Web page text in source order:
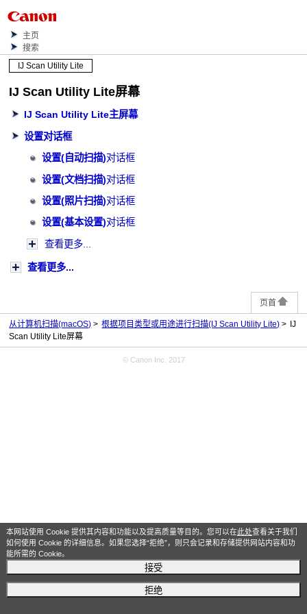
本网站使用 Cookie 提供其内容和功能以及提高质量等目的。您可以在此处查看关于我们
如何使用 Cookie 的详细信息。如果您选择“拒绝”，则只会记录和存储提供网站内容和功
能所需的 Cookie。
接受
拒绝
主页
搜索
IJ Scan Utility Lite
IJ Scan Utility Lite屏幕
IJ Scan Utility Lite主屏幕
设置对话框
设置(自动扫描)对话框
设置(文档扫描)对话框
设置(照片扫描)对话框
设置(基本设置)对话框
查看更多...
查看更多...
页首
从计算机扫描(macOS) 根据项目类型或用途进行扫描(IJ Scan Utility Lite)
IJ
Scan Utility Lite屏幕
© Canon Inc. 2017